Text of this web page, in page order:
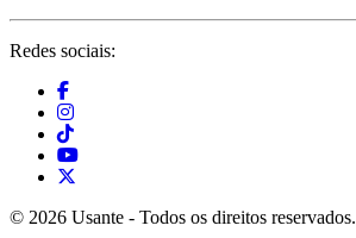
Redes sociais:
© 2026 Usante - Todos os direitos reservados.